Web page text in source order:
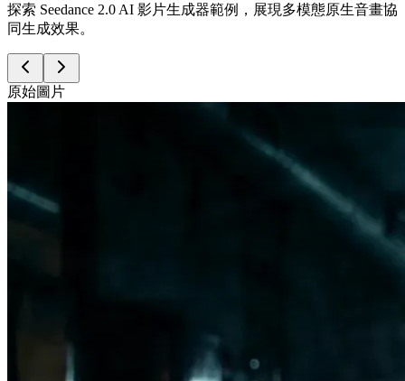
探索 Seedance 2.0 AI 影片生成器範例，展現多模態原生音畫協
同生成效果。
原始圖片